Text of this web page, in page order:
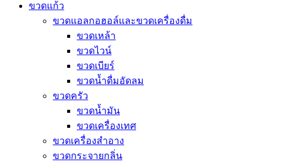
ขวดแก้ว
ขวดแอลกอฮอล์และขวดเครื่องดื่ม
ขวดเหล้า
ขวดไวน์
ขวดเบียร์
ขวดน้ำดื่มอัดลม
ขวดครัว
ขวดน้ำมัน
ขวดเครื่องเทศ
ขวดเครื่องสำอาง
ขวดกระจายกลิ่น